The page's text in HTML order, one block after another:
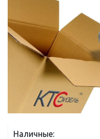
Наличные: